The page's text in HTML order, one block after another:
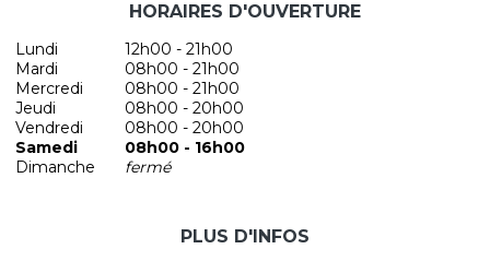
HORAIRES D'OUVERTURE
Lundi
12h00 - 21h00
Mardi
08h00 - 21h00
Mercredi
08h00 - 21h00
Jeudi
08h00 - 20h00
Vendredi
08h00 - 20h00
Samedi
08h00 - 16h00
Dimanche
fermé
PLUS D'INFOS